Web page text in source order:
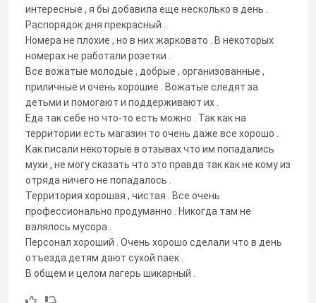
интересные , я бы добавила еще несколько в день .
Распорядок дня прекрасный .
Номера не плохие , но в них жарковато . В некоторых
номерах не работали розетки .
Все вожатые молодые , добрые , организованные ,
приличные и очень хорошие . Вожатые следят за
детьми и помогают и поддерживают их .
Еда так себе но что-то есть можно . Так как на
территории есть магазин то очень даже все хорошо .
Как писали некоторые в отзывах что им попадались
мухи , не могу сказать что это правда так как не кому из
отряда ничего не попадалось .
Территория хорошая , чистая . Все очень
профессионально продуманно . Никогда там не
валялось мусора .
Персонал хороший . Очень хорошо сделали что в день
отъезда детям дают сухой паек .
В общем и целом лагерь шикарный .